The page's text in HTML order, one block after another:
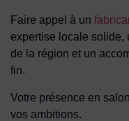
Faire appel à un
expertise locale solide,
de la région et un
fin.
Votre présence en
vos ambitions.